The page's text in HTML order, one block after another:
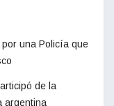
una Policía que
de la
argentina